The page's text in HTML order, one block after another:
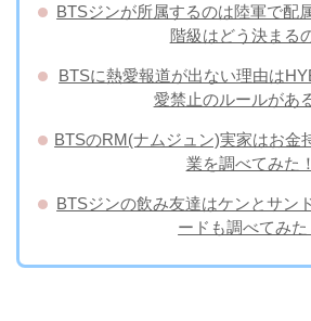
BTSジンが所属するのは陸軍で配
階級はどう決まる
BTSに熱愛報道が出ない理由は
愛禁止のルールがあ
BTSのRM(ナムジュン)実家はお金
業を調べてみた！
BTSジンの飲み友達はケンとサン
ードも調べてみた